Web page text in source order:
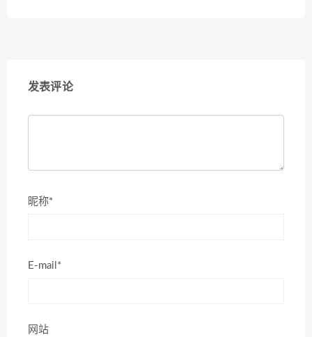
发表评论
昵称*
E-mail*
网站